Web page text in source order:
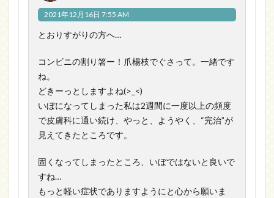
2021年12月16日 7:55 AM
とおりすがりの方へ…
コンビニの割り箸ー！爪楊枝でぐさって。一緒です
ね。
どきーっとしますよね(>_<)
いぼになってしまった私は2週間に一度以上の頻度
で皮膚科に通い続け、やっと、ようやく、“完治”が
見えてきたところです。
固くなってしまったところ、いぼではないと良いで
すね…
もっと軽い症状でありますようにと心から願いま